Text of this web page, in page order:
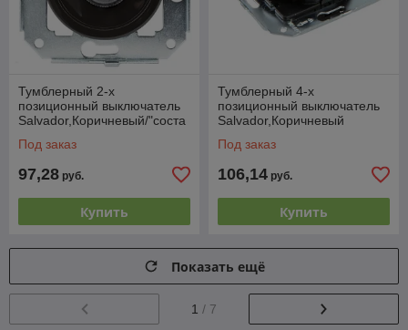
Тумблерный 2-х
позиционный выключатель
Salvador,Коричневый/"соста
Под заказ
97,28 руб.
Купить
Тумблерный 4-х
позиционный выключатель
Salvador,Коричневый
Под заказ
106,14 руб.
Купить
Показать ещё
1 / 7